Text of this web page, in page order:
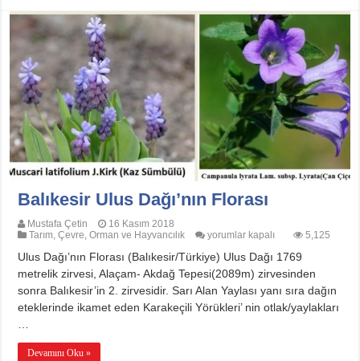
Balıkesir Ulus Dağı’nın Florası
Mustafa Çetin
16 Kasım 2018
Tarım, Çevre, Orman ve Hayvancılık
Balıkesir
Dağı’nın
Florası
için
yorumlar kapalı 5,125
Ulus Dağı’nın Florası (Balıkesir/Türkiye) Ulus Dağı 1769
metrelik zirvesi, Alaçam- Akdağ Tepesi(2089m) zirvesinden
sonra Balıkesir’in 2. zirvesidir. Sarı Alan Yaylası yanı sıra dağın
eteklerinde ikamet eden Karakeçili Yörükleri’ nin otlak/yaylakları
Devamını Oku »